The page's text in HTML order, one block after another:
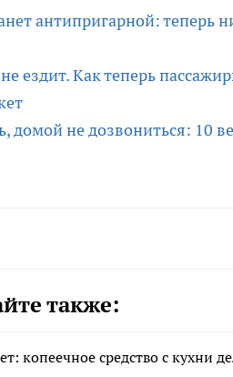
антипригарной: теперь
ездит. Как теперь
домой не дозвониться: 10
также:
копеечное средство с кухни